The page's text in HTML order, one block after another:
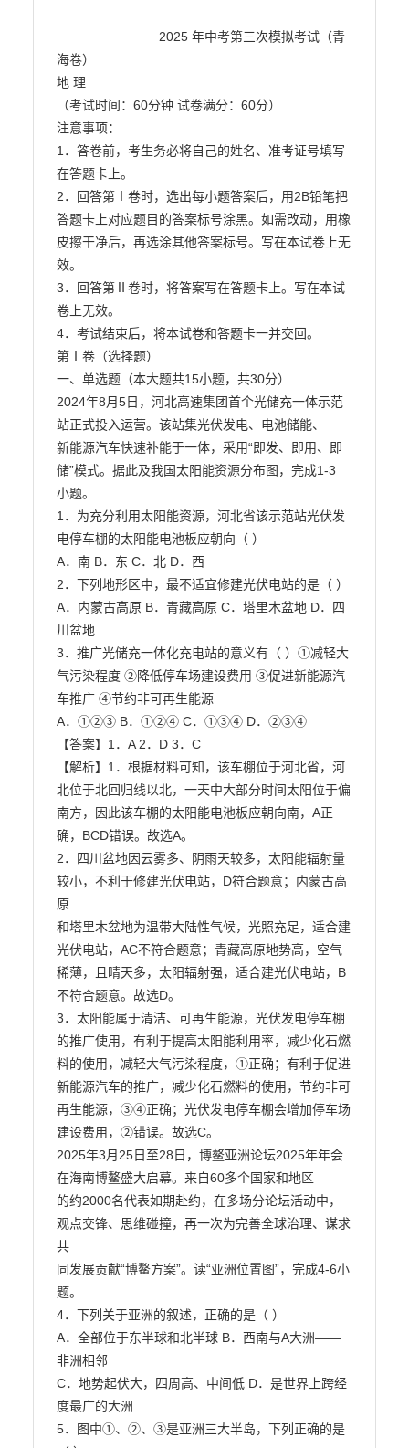
海卷）
地 理
（考试时间：60分钟 试卷满分：60分）
注意事项：
1．答卷前，考生务必将自己的姓名、准考证号填写
在答题卡上。
2．回答第Ⅰ卷时，选出每小题答案后，用2B铅笔把
答题卡上对应题目的答案标号涂黑。如需改动，用橡
皮擦干净后，再选涂其他答案标号。写在本试卷上无
效。
3．回答第Ⅱ卷时，将答案写在答题卡上。写在本试
卷上无效。
4．考试结束后，将本试卷和答题卡一并交回。
第Ⅰ卷（选择题）
一、单选题（本大题共15小题，共30分）
2024年8月5日，河北高速集团首个光储充一体示范
站正式投入运营。该站集光伏发电、电池储能、
新能源汽车快速补能于一体，采用“即发、即用、即
储”模式。据此及我国太阳能资源分布图，完成1-3
小题。
1．为充分利用太阳能资源，河北省该示范站光伏发
电停车棚的太阳能电池板应朝向（ ）
A．南 B．东 C．北 D．西
2．下列地形区中，最不适宜修建光伏电站的是（ ）
A．内蒙古高原 B．青藏高原 C．塔里木盆地 D．四
川盆地
3．推广光储充一体化充电站的意义有（ ）①减轻大
气污染程度 ②降低停车场建设费用 ③促进新能源汽
车推广 ④节约非可再生能源
A．①②③ B．①②④ C．①③④ D．②③④
【答案】1．A 2．D 3．C
【解析】1．根据材料可知，该车棚位于河北省，河
北位于北回归线以北，一天中大部分时间太阳位于偏
南方，因此该车棚的太阳能电池板应朝向南，A正
确，BCD错误。故选A。
2．四川盆地因云雾多、阴雨天较多，太阳能辐射量
较小，不利于修建光伏电站，D符合题意；内蒙古高
原
和塔里木盆地为温带大陆性气候，光照充足，适合建
光伏电站，AC不符合题意；青藏高原地势高，空气
稀薄，且晴天多，太阳辐射强，适合建光伏电站，B
不符合题意。故选D。
3．太阳能属于清洁、可再生能源，光伏发电停车棚
的推广使用，有利于提高太阳能利用率，减少化石燃
料的使用，减轻大气污染程度，①正确；有利于促进
新能源汽车的推广，减少化石燃料的使用，节约非可
再生能源，③④正确；光伏发电停车棚会增加停车场
建设费用，②错误。故选C。
2025年3月25日至28日，博鳌亚洲论坛2025年年会
在海南博鳌盛大启幕。来自60多个国家和地区
的约2000名代表如期赴约，在多场分论坛活动中，
观点交锋、思维碰撞，再一次为完善全球治理、谋求
共
同发展贡献“博鳌方案”。读“亚洲位置图”，完成4-6小
题。
4．下列关于亚洲的叙述，正确的是（ ）
A．全部位于东半球和北半球 B．西南与A大洲——
非洲相邻
C．地势起伏大，四周高、中间低 D．是世界上跨经
度最广的大洲
5．图中①、②、③是亚洲三大半岛，下列正确的是